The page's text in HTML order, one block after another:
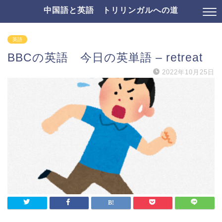
中国語と英語 トリリンガルへの道
英語
BBCの英語 今日の英単語 – retreat
2022年10月25日